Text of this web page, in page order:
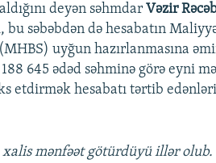
deyən səhmdar Vəzir
bu səbəbdən də hesabatın
uyğun hazırlanmasına
645 ədəd səhminə görə eyni
etdirmək hesabatı tərtib
xalis mənfəət götürdüyü illər